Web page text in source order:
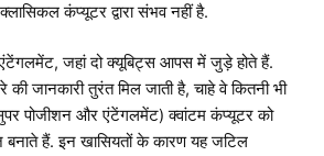
कंप्यूटर द्वारा संभव नहीं है.
है एंटेंगलमेंट, जहां दो क्यूबिट्स आपस में जुड़े होते हैं.
जानकारी तुरंत मिल जाती है, चाहे वे कितनी भी
(सुपर पोजीशन और एंटेंगलमेंट) क्वांटम कंप्यूटर को
हैं. इन खासियतों के कारण यह जटिल